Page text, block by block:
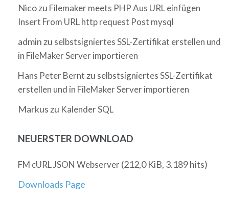
Nicozu Filemaker meets PHP Aus URL einfügen
Insert From URL http request Post mysql
admin zu selbstsigniertes SSL-Zertifikat erstellen und
in FileMaker Server importieren
Hans Peter Bernt zu selbstsigniertes SSL-Zertifikat
erstellen und in FileMaker Server importieren
Markus zu Kalender SQL
NEUERSTER DOWNLOAD
FM cURL JSON Webserver(212,0 KiB, 3.189 hits)
Downloads Page